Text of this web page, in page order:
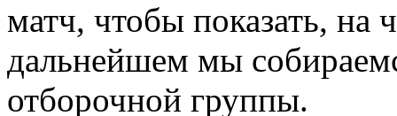
матч, чтобы показать,
дальнейшем мы
отборочной группы.